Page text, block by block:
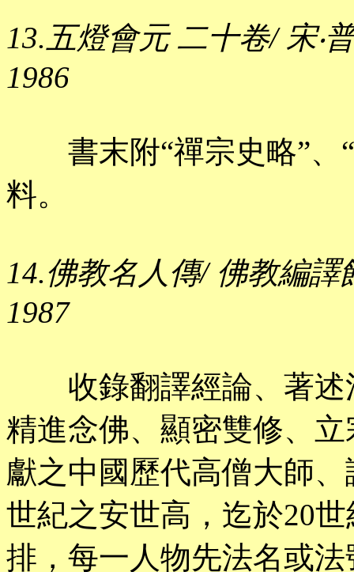
13.五燈會元 二十卷/ 宋‧
1986
書末附“禪宗史略”、“
料。
14.佛教名人傳/ 佛教編
1987
收錄翻譯經論、著述
精進念佛、顯密雙修、
獻之中國歷代高僧大師
世紀之安世高，迄於20
排，每一人物先法名或